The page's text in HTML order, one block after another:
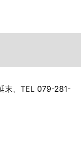
末、TEL 079-281-